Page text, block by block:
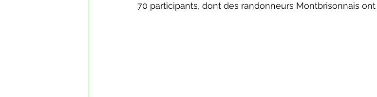
70 participants, dont des randonneurs Montbrisonnais